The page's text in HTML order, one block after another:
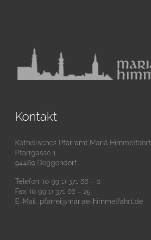
Kontakt
Katholisches Pfarramt Mariä Himmelfahrt
Pfarrgasse 1
94469 Deggendorf
Telefon: (0 99 1) 371 66 – 0
Fax: (0 99 1) 371 66 – 25
E-Mail: pfarrei@mariae-himmelfahrt.de